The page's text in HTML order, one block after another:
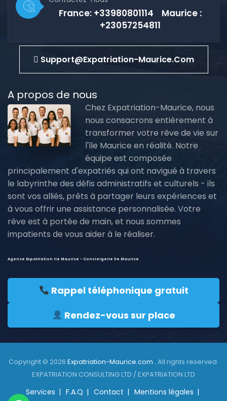
France: +33980801114 Maurice :
+23057254811
Support@expatriation-Maurice.com
A propos de nous
Chez Expatriation-Maurice, nous
nous consacrons entièrement à
transformer votre rêve de vie sur
l'île Maurice en réalité. Notre
équipe est composée
principalement d'expatriés qui ont navigué à travers
le labyrinthe des défis administratifs et culturels - ils
sont vos alliés, prêts à partager leurs expériences et
à vous offrir une assistance personnalisée. Votre
rêve est à portée de main, et nous sommes
impatients de vous aider à le réaliser.
Agence Expatriation ile Maurice - Conciergerie île Maurice
Rappel téléphonique gratuit
Rendez-vous sur place
Copyright © 2026 Expatriation-Maurice.com . All rights reserved.
EXPATRIATION CONSULTING LTD / EXPATRIATION LTD
Services F.A.Q Contact
Mentions légales